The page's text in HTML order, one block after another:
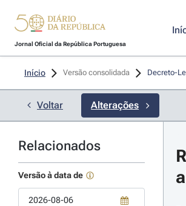
Jornal Oficial da República Portuguesa
Início Versão consolidada Decreto-
Voltar Alterações
Relacionados
Versão à data de